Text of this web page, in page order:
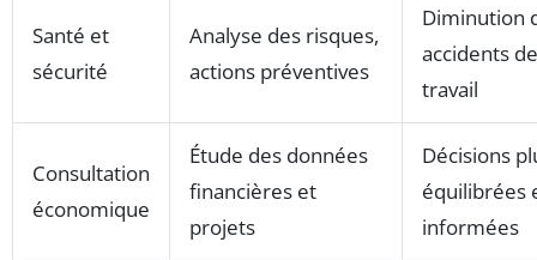
Santé et
sécurité
Analyse des risques,
actions préventives
Diminution
accidents de
travail
Consultation
économique
Étude des données
financières et
projets
Décisions
équilibrées
informées